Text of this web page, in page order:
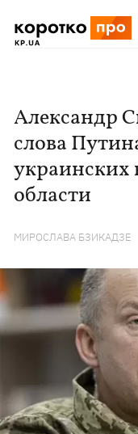
Александр
слова
украинских
области
МИРОСЛАВА БЗИКАДЗЕ